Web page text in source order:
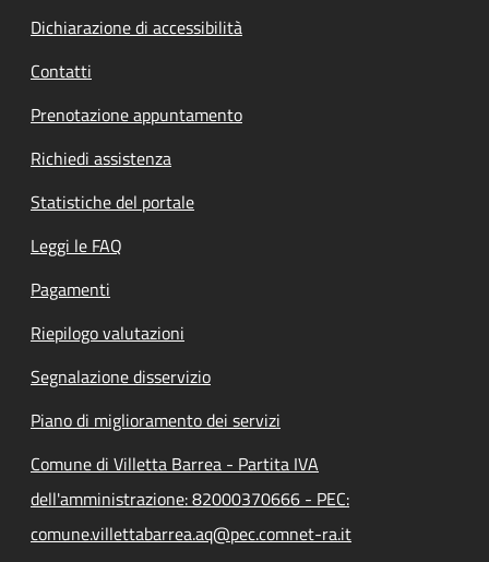
Dichiarazione di accessibilità
Contatti
Prenotazione appuntamento
Richiedi assistenza
Statistiche del portale
Leggi le FAQ
Pagamenti
Riepilogo valutazioni
Segnalazione disservizio
Piano di miglioramento dei servizi
Comune di Villetta Barrea - Partita IVA
dell'amministrazione: 82000370666 - PEC:
comune.villettabarrea.aq@pec.comnet-ra.it